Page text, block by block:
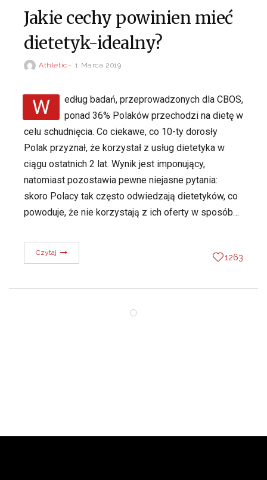
Jakie cechy powinien mieć
dietetyk-idealny?
Athletic 1 Marca 2019
Według badań, przeprowadzonych dla CBOS,
ponad 36% Polaków przechodzi na dietę w
celu schudnięcia. Co ciekawe, co 10-ty dorosły
Polak przyznał, że korzystał z usług dietetyka w
ciągu ostatnich 2 lat. Wynik jest imponujący,
natomiast pozostawia pewne niejasne pytania:
skoro Polacy tak często odwiedzają dietetyków, co
powoduje, że nie korzystają z ich oferty w sposób…
Czytaj 1263